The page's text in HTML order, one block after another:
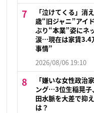
「泣けてくる」消
歳“旧ジャニ”アイ
ぶり“本業”姿にネ
涙…現在は家賃3.4
事情”
2026/08/06 19:10
「嫌いな女性政治
ング…3位生稲晃子
田水脈を大差で抑
は？